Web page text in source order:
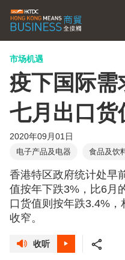
市场机遇
疫下国际需
七月出口货
2020年09月01日
电子产品及电器 食品及饮
珠宝
钟表 物流管理
香港特区政府统计处早
值按年下跌3%，比6月
口货值则按年跌3.4%
收窄。
收听